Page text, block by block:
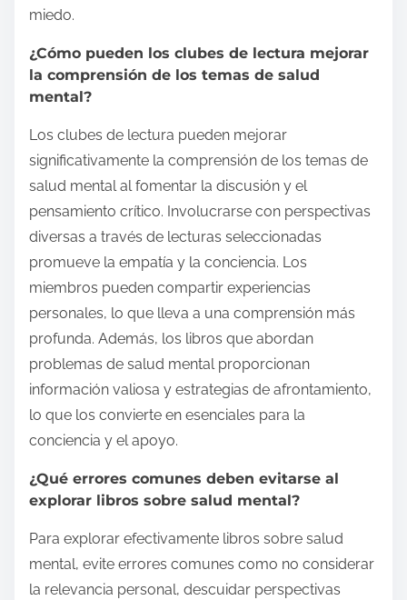
miedo.
¿Cómo pueden los clubes de lectura mejorar
la comprensión de los temas de salud
mental?
Los clubes de lectura pueden mejorar
significativamente la comprensión de los temas de
salud mental al fomentar la discusión y el
pensamiento crítico. Involucrarse con perspectivas
diversas a través de lecturas seleccionadas
promueve la empatía y la conciencia. Los
miembros pueden compartir experiencias
personales, lo que lleva a una comprensión más
profunda. Además, los libros que abordan
problemas de salud mental proporcionan
información valiosa y estrategias de afrontamiento,
lo que los convierte en esenciales para la
conciencia y el apoyo.
¿Qué errores comunes deben evitarse al
explorar libros sobre salud mental?
Para explorar efectivamente libros sobre salud
mental, evite errores comunes como no considerar
la relevancia personal, descuidar perspectivas